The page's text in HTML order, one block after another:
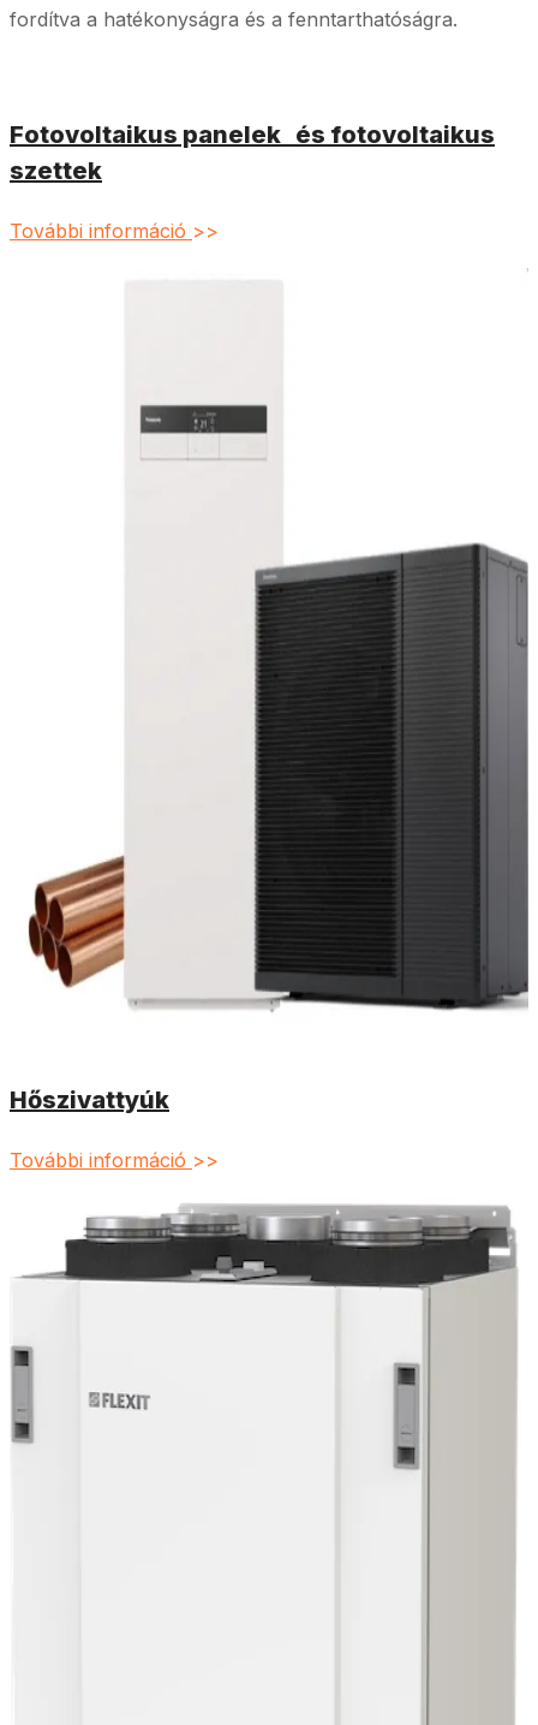
fordítva a hatékonyságra és a fenntarthatóságra.
Fotovoltaikus panelek és fotovoltaikus
szettek
További információ >>
Hőszivattyúk
További információ >>